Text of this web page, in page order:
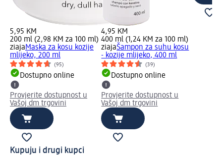
5,95 KM
200 ml (2,98 KM za 100 ml)
ziajaMaska za kosu kozije
mlijeko, 200 ml
(95)
Dostupno online
Provjerite dostupnost u
Vašoj dm trgovini
4,95 KM
400 ml (1,24 KM za 100 ml)
ziajaŠampon za suhu kosu
- kozije mlijeko, 400 ml
(39)
Dostupno online
Provjerite dostupnost u
Vašoj dm trgovini
Kupuju i drugi kupci